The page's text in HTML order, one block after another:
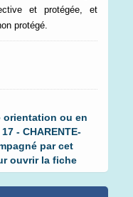
et protégée, et
protégé.
orientation ou en
- CHARENTE-
par cet
ouvrir la fiche